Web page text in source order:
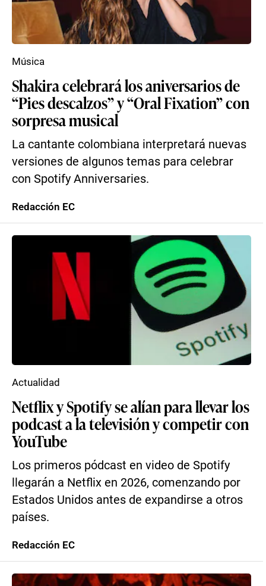
Shakira celebrará los aniversarios de
“Pies descalzos” y “Oral Fixation” con
sorpresa musical
La cantante colombiana interpretará nuevas
versiones de algunos temas para celebrar
con Spotify Anniversaries.
Música
Redacción EC
Netflix y Spotify se alían para llevar los
podcast a la televisión y competir con
YouTube
Los primeros pódcast en video de Spotify
llegarán a Netflix en 2026, comenzando por
Estados Unidos antes de expandirse a otros
países.
Actualidad
Redacción EC